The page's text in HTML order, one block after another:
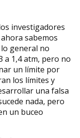
investigadores
sabemos
general no
a 1,4 atm, pero no
un límite por
los límites y
una falsa
nada, pero
un buceo